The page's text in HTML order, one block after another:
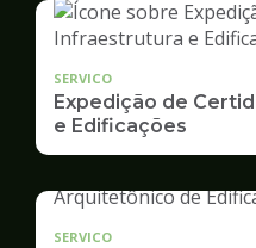
SERVICO
Expedição de
e Edificações
SERVICO